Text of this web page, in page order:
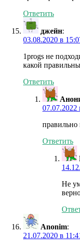
Ответить
джейн:
03.08.2020 в
1progs не
какой
Ответить
07.07.2022
Ответить
Не
Anonim:
21.07.2020 в